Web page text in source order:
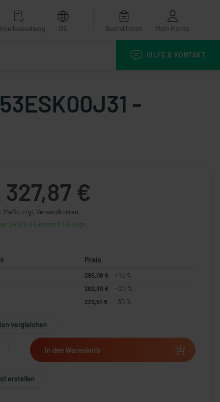
DE Bestelllisten Mein Konto
HILFE & KONTAKT
-
327,87 €
MwSt. zzgl. Versandkosten
(14 Stk.), Lieferzeit 1-3 Tage
Preis
295,08 €
- 10 %
262,30 €
- 20 %
229,51 € - 30 %
vergleichen
In den Warenkorb
erstellen